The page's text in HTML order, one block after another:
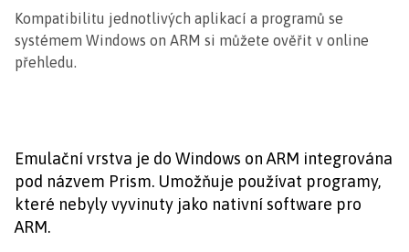
Kompatibilitu jednotlivých aplikací a programů se
systémem Windows on ARM si můžete ověřit v online
přehledu.
Emulační vrstva je do Windows on ARM integrována
pod názvem Prism. Umožňuje používat programy,
které nebyly vyvinuty jako nativní software pro
ARM.